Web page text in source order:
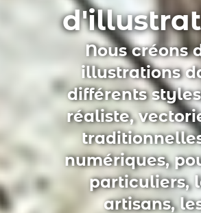
Nous créons
illustrations
différents
réaliste,
numériques,
particuliers,
artisans,